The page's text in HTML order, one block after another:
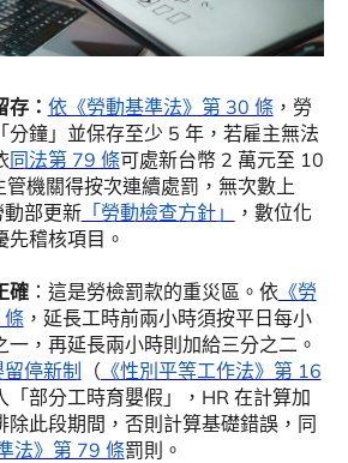
： 依《勞動基準法》第 30 條 ，勞
分鐘」並保存至少 5 年，若雇主無法
同法第 79 條可處新台幣 2 萬元至 10
機關得按次連續處罰，無次數上
部更新「勞動檢查方針」
，數位化
稽核項目。
確：這是勞檢罰款的重災區。依《勞
，延長工時前兩小時須按平日每小
一，再延長兩小時則加給三分之二。
留停新制 （ 《性別平等工作法》第 16
「部分工時育嬰假」，HR 在計算加
除此段期間，否則計算基礎錯誤，同
法》第 79 條罰則。